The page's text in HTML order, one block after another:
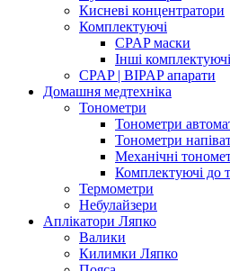
Кисневі концентратори
Комплектуючі
CPAP маски
Інші комплектуючі
CPAP | BIPAP апарати
Домашня медтехніка
Тонометри
Тонометри
Тонометри
Механічні
Комплектуючі до
Термометри
Небулайзери
Аплікатори Ляпко
Валики
Килимки Ляпко